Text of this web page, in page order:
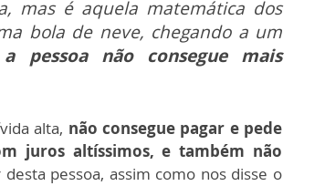
mas é aquela matemática dos
bola de neve, chegando a um
a pessoa não consegue mais
alta, não consegue pagar e pede
juros altíssimos, e também não
pessoa, assim como nos disse o